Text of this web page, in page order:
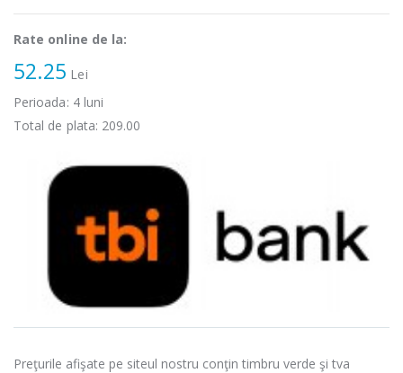
Rate online de la:
52.25 Lei
Perioada: 4luni
Total de plata: 209.00
Preţurile afişate pe siteul nostru conţin timbru verde şi tva
Masina de tocat
carne Bosch ...
549,00 Lei
-33%
Masina de tocat
carne
Robot de